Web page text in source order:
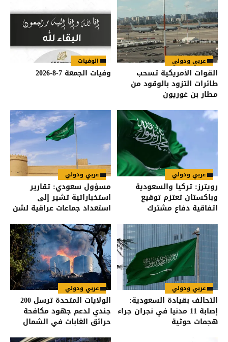
عربي ودولي
القوات الأمريكية تسحب
طائرات التزود بالوقود من
مطار بن غوريون
الوفيات
وفيات الجمعة 7-8-2026
عربي ودولي
رويترز: تركيا والسعودية
وباكستان تعتزم توقيع
اتفاقية دفاع مشترك
عربي ودولي
مسؤول سعودي: تقارير
استخباراتية تشير إلى
استعداد جماعات عراقية لشن
عربي ودولي
التحالف بقيادة السعودية:
إصابة 11 مدنيا في نجران جراء
هجمات حوثية
عربي ودولي
الولايات المتحدة ترسل 200
جندي لدعم جهود مكافحة
حرائق الغابات في الشمال